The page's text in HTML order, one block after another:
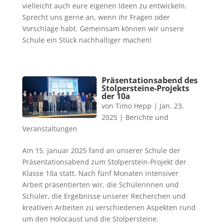
vielleicht auch eure eigenen Ideen zu entwickeln.
Sprecht uns gerne an, wenn ihr Fragen oder
Vorschläge habt. Gemeinsam können wir unsere
Schule ein Stück nachhaltiger machen!
Präsentationsabend des
Stolpersteine-Projekts
der 10a
von Timo Hepp | Jan. 23,
2025| Berichte und
Veranstaltungen
Am 15. Januar 2025 fand an unserer Schule der
Präsentationsabend zum Stolperstein-Projekt der
Klasse 10a statt. Nach fünf Monaten intensiver
Arbeit präsentierten wir, die Schülerinnen und
Schüler, die Ergebnisse unserer Recherchen und
kreativen Arbeiten zu verschiedenen Aspekten rund
um den Holocaust und die Stolpersteine.